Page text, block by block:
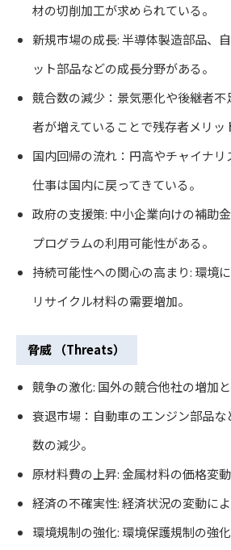
材の切削加工が求められている。
新規市場の成長: 半導体製造部品、
ット部品などの成長分野がある。
競合数の減少：景気悪化や後継者
者が増えていることで残存者メリッ
国内回帰の流れ：円高やチャイナ
仕事は国内に戻ってきている。
政府の支援策: 中小企業向けの補助
プログラムの利用可能性がある。
持続可能性への関心の高まり: 環境
リサイクル材料の需要増加。
脅威 （Threats）
競争の激化: 国外の競合他社の増加と
衰退市場：自動車のエンジン部品な
数の減少。
原材料費の上昇: 金属材料の価格変
経済の不確実性: 経済状況の変動に
環境規制の強化: 環境保護規制の強